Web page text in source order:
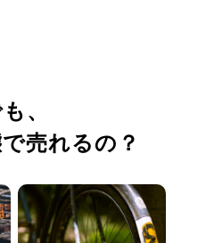
、
売れるの？